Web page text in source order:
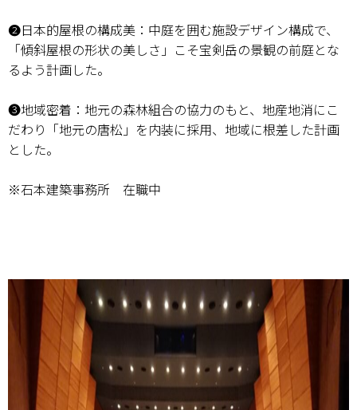
❷日本的屋根の構成美：中庭を囲む施設デザイン構成で、
「傾斜屋根の形状の美しさ」こそ宝剣岳の景観の前庭とな
るよう計画した。
❸地域密着：地元の森林組合の協力のもと、地産地消にこ
だわり「地元の唐松」を内装に採用、地域に根差した計画
とした。
※石本建築事務所 在職中